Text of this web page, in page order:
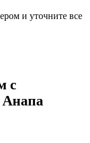
и уточните все
с